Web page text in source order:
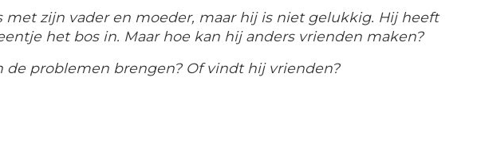
zijn vader en moeder, maar hij is niet gelukkig. Hij heeft
het bos in. Maar hoe kan hij anders vrienden maken?
de problemen brengen? Of vindt hij vrienden?